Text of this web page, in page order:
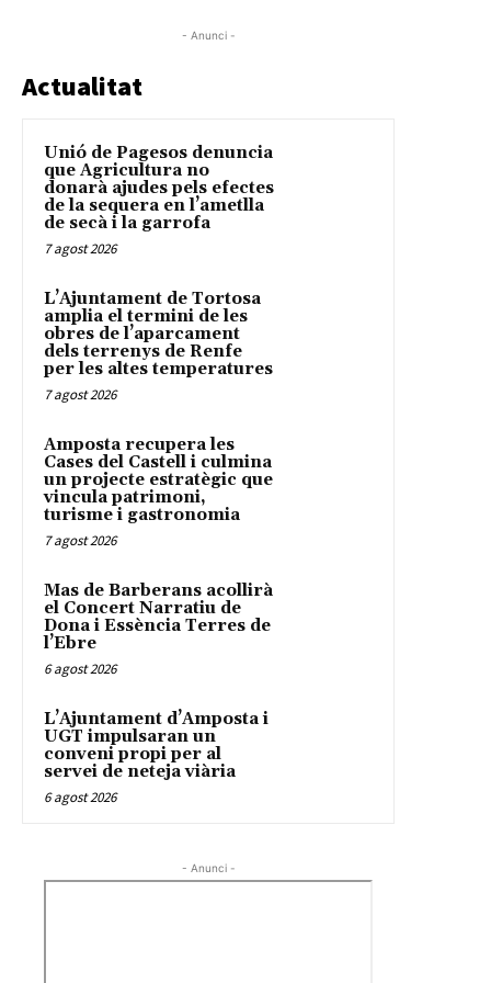
- Anunci -
Actualitat
Unió de Pagesos denuncia
que Agricultura no
donarà ajudes pels efectes
de la sequera en l’ametlla
de secà i la garrofa
7 agost 2026
L’Ajuntament de Tortosa
amplia el termini de les
obres de l’aparcament
dels terrenys de Renfe
per les altes temperatures
7 agost 2026
Amposta recupera les
Cases del Castell i culmina
un projecte estratègic que
vincula patrimoni,
turisme i gastronomia
7 agost 2026
Mas de Barberans acollirà
el Concert Narratiu de
Dona i Essència Terres de
l’Ebre
6 agost 2026
L’Ajuntament d’Amposta i
UGT impulsaran un
conveni propi per al
servei de neteja viària
6 agost 2026
- Anunci -